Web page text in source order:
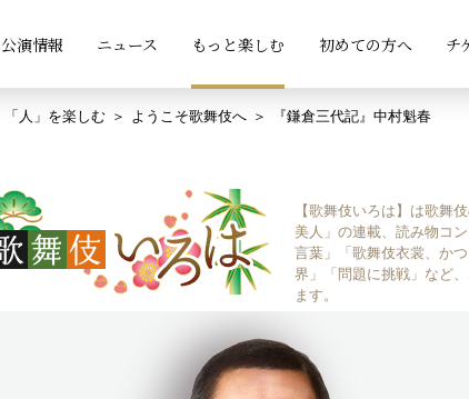
公演情報 ニュース もっと楽しむ 初めての方へ チ
「人」を楽しむ ようこそ歌舞伎へ 『鎌倉三代記』中村魁春
【歌舞伎いろは】は歌舞
美人」の連載、読み物コ
言葉」「歌舞伎衣裳、か
界」「問題に挑戦」など
ます。